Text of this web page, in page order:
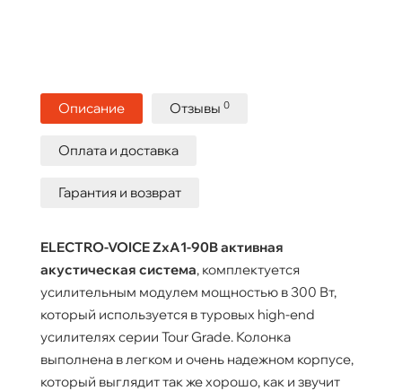
Описание Отзывы 0
Оплата и доставка
Гарантия и возврат
ELECTRO-VOICE ZxA1-90B активная
акустическая система, комплектуется
усилительным модулем мощностью в 300 Вт,
который используется в туровых high-end
усилителях серии Tour Grade. Колонка
выполнена в легком и очень надежном корпусе,
который выглядит так же хорошо, как и звучит